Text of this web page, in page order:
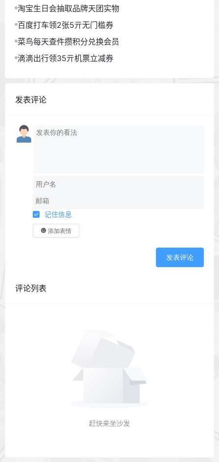
淘宝生日会抽取品牌天团实物
百度打车领2张5亓无门槛券
菜鸟每天查件攒积分兑换会员
滴滴出行领35亓机票立减券
发表评论
记住信息
添加表情
发表评论
评论列表
赶快来坐沙发